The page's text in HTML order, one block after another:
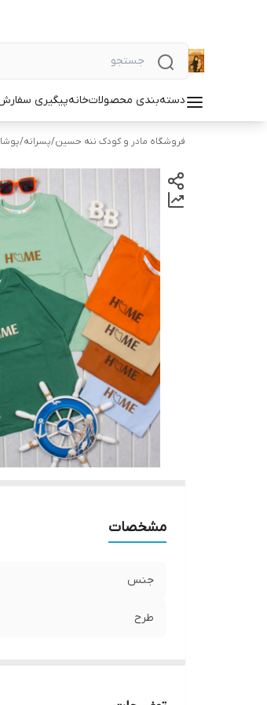
دسته‌بندی محصولاتخانهپیگیری
فروشگاه مادر و کودک ننه حسین/پسرانه/
مشخصات
جنس
طرح